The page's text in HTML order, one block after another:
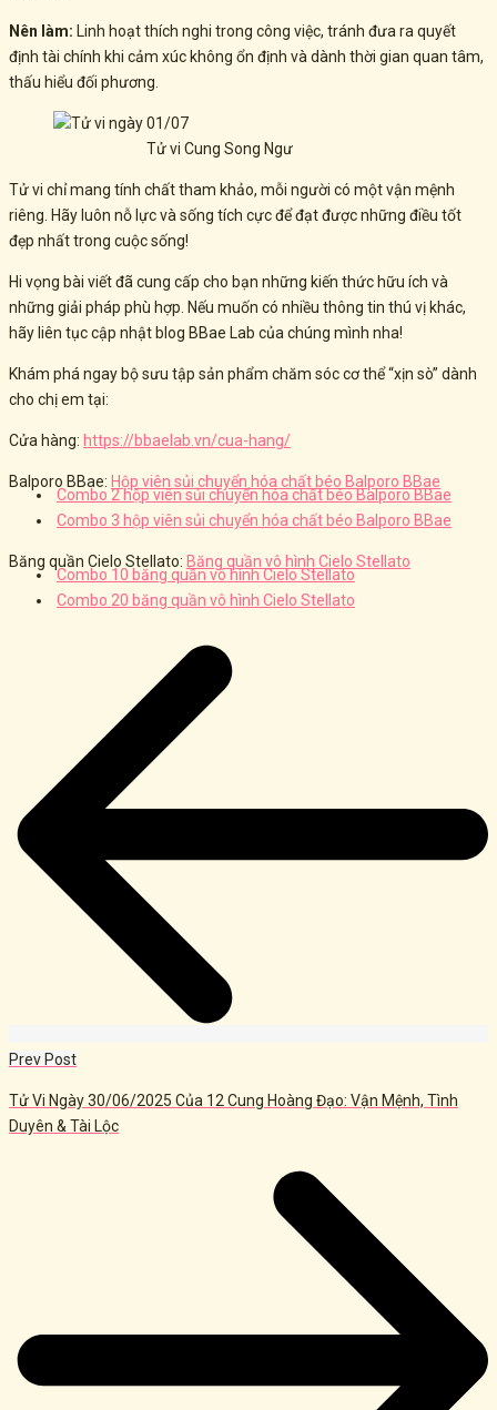
Nên làm: Linh hoạt thích nghi trong công việc, tránh đưa ra quyết
định tài chính khi cảm xúc không ổn định và dành thời gian quan tâm,
thấu hiểu đối phương.
Tử vi Cung Song Ngư
Tử vi chỉ mang tính chất tham khảo, mỗi người có một vận mệnh
riêng. Hãy luôn nỗ lực và sống tích cực để đạt được những điều tốt
đẹp nhất trong cuộc sống!
Hi vọng bài viết đã cung cấp cho bạn những kiến thức hữu ích và
những giải pháp phù hợp. Nếu muốn có nhiều thông tin thú vị khác,
hãy liên tục cập nhật blog BBae Lab của chúng mình nha!
Khám phá ngay bộ sưu tập sản phẩm chăm sóc cơ thể “xịn sò” dành
cho chị em tại:
Cửa hàng: https://bbaelab.vn/cua-hang/
Balporo BBae: Hộp viên sủi chuyển hóa chất béo Balporo BBae
Combo 2 hộp viên sủi chuyển hóa chất béo Balporo BBae
Combo 3 hộp viên sủi chuyển hóa chất béo Balporo BBae
Băng quần Cielo Stellato: Băng quần vô hình Cielo Stellato
Combo 10 băng quần vô hình Cielo Stellato
Combo 20 băng quần vô hình Cielo Stellato
Prev Post
Tử Vi Ngày 30/06/2025 Của 12 Cung Hoàng Đạo: Vận Mệnh, Tình
Duyên & Tài Lộc